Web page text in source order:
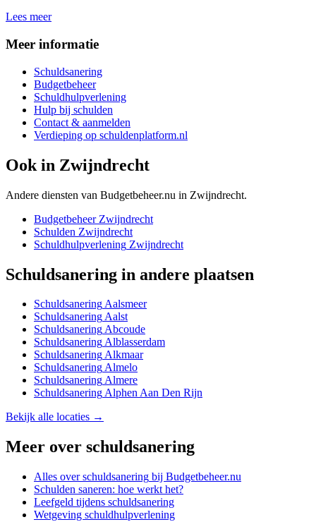
Lees meer
Meer informatie
Schuldsanering
Budgetbeheer
Schuldhulpverlening
Hulp bij schulden
Contact & aanmelden
Verdieping op schuldenplatform.nl
Ook in Zwijndrecht
Andere diensten van Budgetbeheer.nu in Zwijndrecht.
Budgetbeheer Zwijndrecht
Schulden Zwijndrecht
Schuldhulpverlening Zwijndrecht
Schuldsanering in andere plaatsen
SchuldsaneringAalsmeer
SchuldsaneringAalst
SchuldsaneringAbcoude
SchuldsaneringAlblasserdam
SchuldsaneringAlkmaar
SchuldsaneringAlmelo
SchuldsaneringAlmere
SchuldsaneringAlphen Aan Den Rijn
Bekijk alle locaties →
Meer over schuldsanering
Alles overschuldsanering bij Budgetbeheer.nu
Schulden saneren: hoe werkt het?
Leefgeld tijdens schuldsanering
Wetgeving schuldhulpverlening